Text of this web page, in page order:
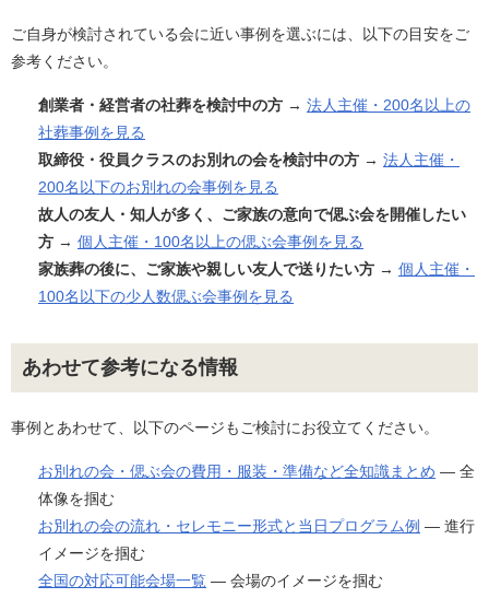
ご自身が検討されている会に近い事例を選ぶには、以下の目安をご
参考ください。
創業者・経営者の社葬を検討中の方 → 法人主催・200名以上の
社葬事例を見る
取締役・役員クラスのお別れの会を検討中の方 → 法人主催・
200名以下のお別れの会事例を見る
故人の友人・知人が多く、ご家族の意向で偲ぶ会を開催したい
方 → 個人主催・100名以上の偲ぶ会事例を見る
家族葬の後に、ご家族や親しい友人で送りたい方 → 個人主催・
100名以下の少人数偲ぶ会事例を見る
あわせて参考になる情報
事例とあわせて、以下のページもご検討にお役立てください。
お別れの会・偲ぶ会の費用・服装・準備など全知識まとめ — 全
体像を掴む
お別れの会の流れ・セレモニー形式と当日プログラム例 — 進行
イメージを掴む
全国の対応可能会場一覧 — 会場のイメージを掴む